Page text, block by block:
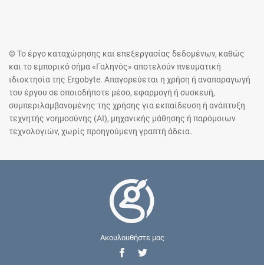
© Το έργο καταχώρησης και επεξεργασίας δεδομένων, καθώς
και το εμπορικό σήμα «Γαληνός» αποτελούν πνευματική
ιδιοκτησία της Ergobyte. Απαγορεύεται η χρήση ή αναπαραγωγή
του έργου σε οποιοδήποτε μέσο, εφαρμογή ή συσκευή,
συμπεριλαμβανομένης της χρήσης για εκπαίδευση ή ανάπτυξη
τεχνητής νοημοσύνης (AI), μηχανικής μάθησης ή παρόμοιων
τεχνολογιών, χωρίς προηγούμενη γραπτή άδεια.
Ακουλουθήστε μας